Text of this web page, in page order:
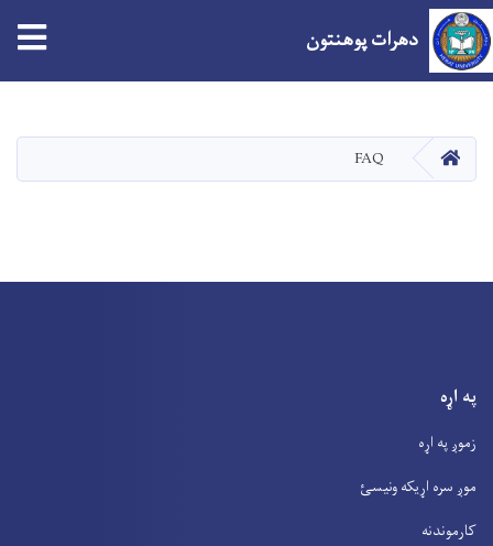
دهرات پوهنتون
کور FAQ
په اړه
زموږ په اړه
موږ سره اړیکه ونیسئ
کارموندنه